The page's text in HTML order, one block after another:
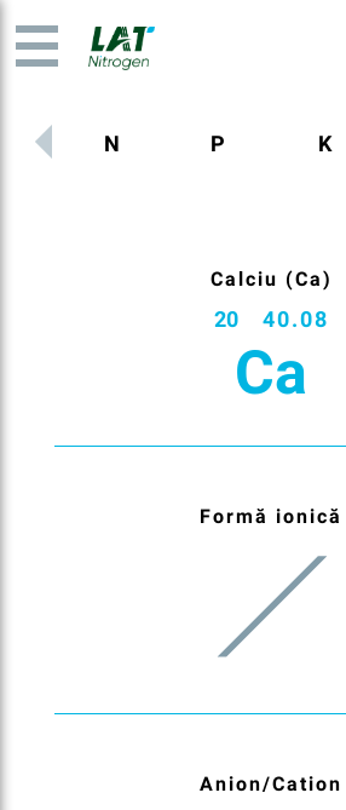
N P K
Calciu (Ca)
20 40.08
Ca
Formă ionică
Anion/Cation